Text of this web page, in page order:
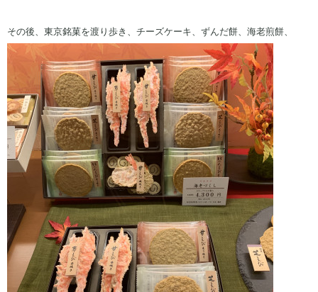
その後、東京銘菓を渡り歩き、チーズケーキ、ずんだ餅、海老煎餅、